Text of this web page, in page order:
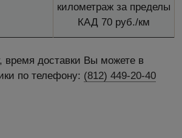
километраж за пределы
КАД 70 руб./км
время доставки Вы можете в
по телефону: (812) 449-20-40